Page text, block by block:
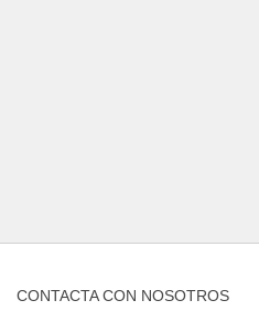
CONTACTA CON NOSOTROS